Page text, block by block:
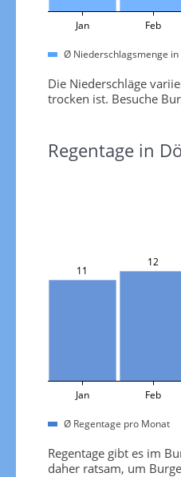
Jan Feb
Ø Niederschlagsmenge in
Die Niederschläge
trocken ist. Besuche
Regentage in
11
12
Jan Feb
Ø Regentage pro Monat
Regentage gibt es im
daher ratsam, um